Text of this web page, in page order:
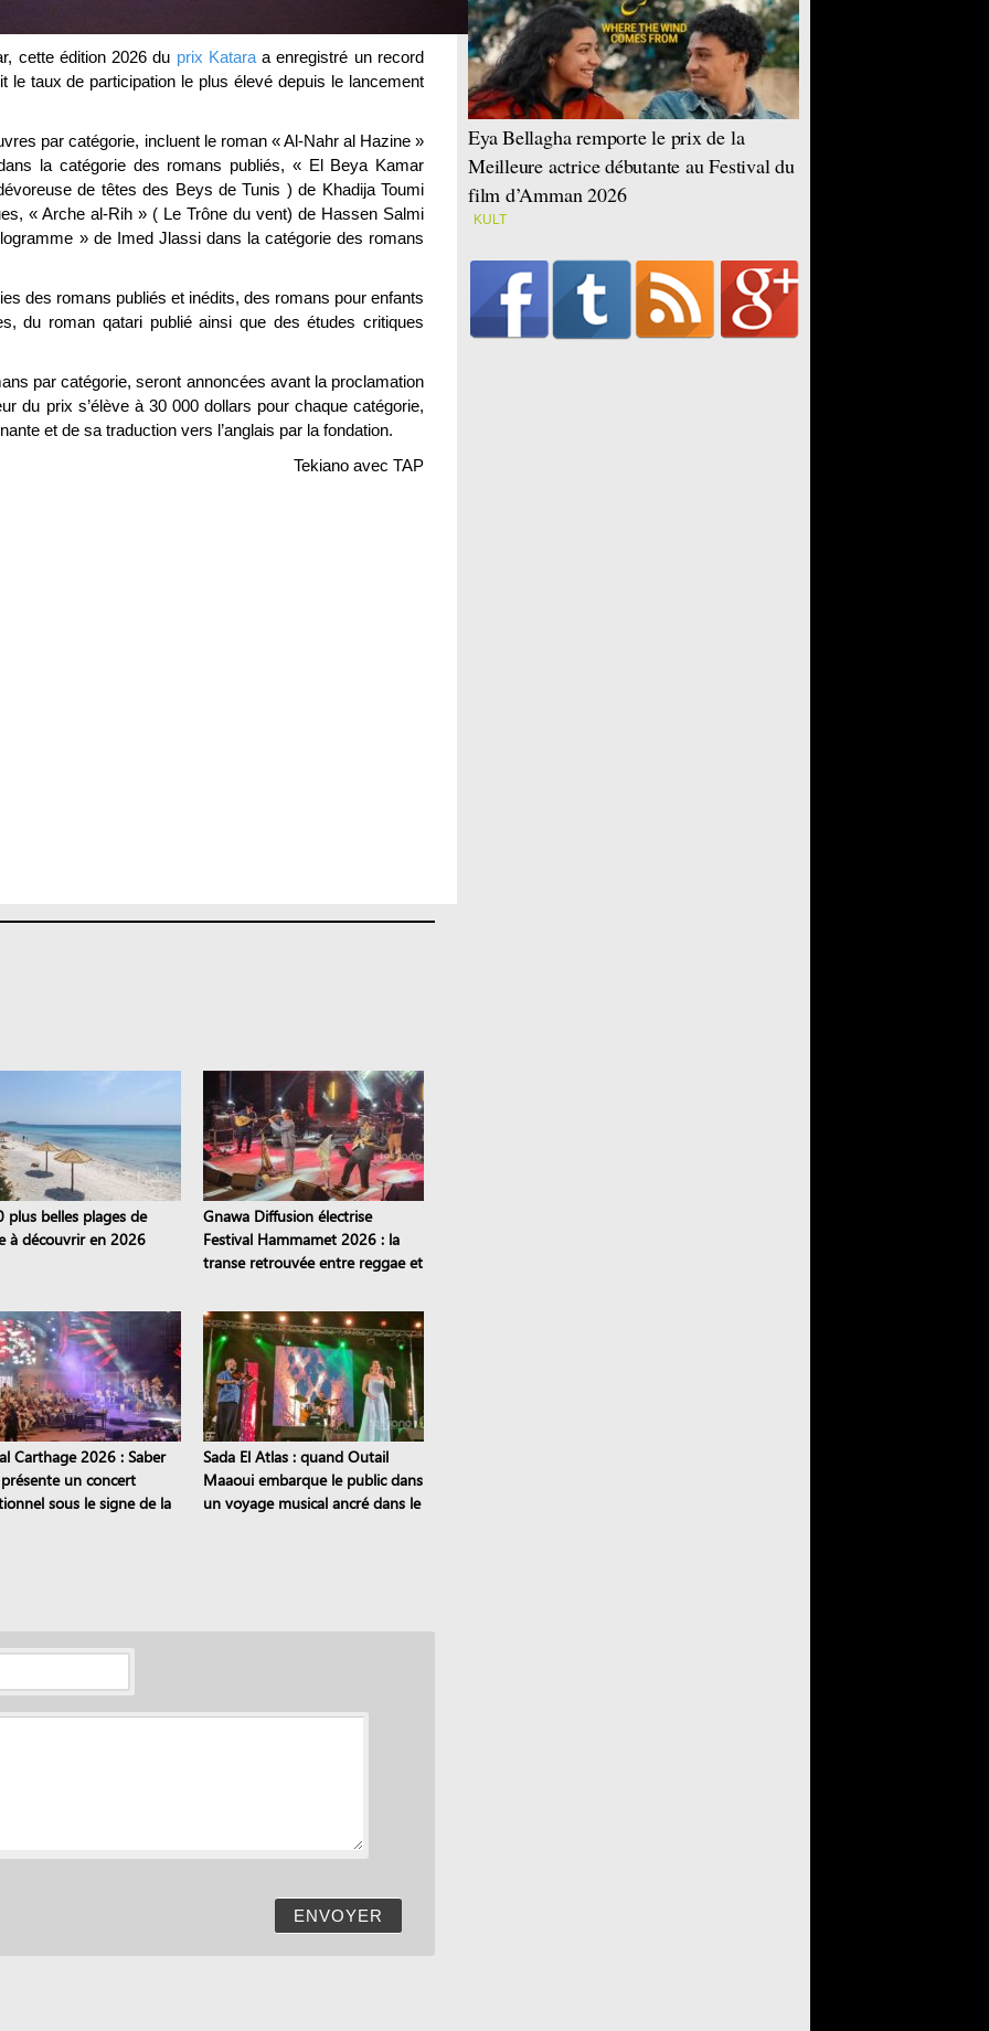
cette édition 2026 du prix Kataraa enregistré un record
le taux de participation le plus élevé depuis le lancement
par catégorie, incluent le roman « Al-Nahr al Hazine »
la catégorie des romans publiés, « El Beya Kamar
de têtes des Beys de Tunis ) de Khadija Toumi
« Arche al-Rih » ( Le Trône du vent) de Hassen Salmi
» de Imed Jlassi dans la catégorie des romans
des romans publiés et inédits, des romans pour enfants
du roman qatari publié ainsi que des études critiques
par catégorie, seront annoncées avant la proclamation
du prix s’élève à 30 000 dollars pour chaque catégorie,
et de sa traduction vers l’anglais par la fondation.
Tekiano avec TAP
plus belles plages de
à découvrir en 2026
Gnawa Diffusion électrise
Festival Hammamet 2026 : la
transe retrouvée entre reggae et
Carthage 2026 : Saber
un concert
sous le signe de la
Sada El Atlas : quand Outail
Maaoui embarque le public dans
un voyage musical ancré dans le
ENVOYER
Eya Bellagha remporte le prix de la
Meilleure actrice débutante au Festival du
film d’Amman 2026
KULT